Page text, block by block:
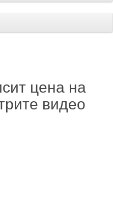
цена на
видео